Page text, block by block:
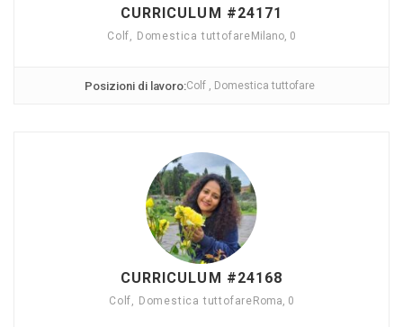
CURRICULUM #24171
Colf, Domestica tuttofare Milano, 0
Posizioni di lavoro:Colf , Domestica tuttofare
CURRICULUM #24168
Colf, Domestica tuttofare Roma, 0